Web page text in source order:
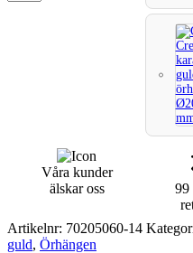
Våra kunder
älskar oss
99
Artikelnr: 70205060-14
guld, Örhängen